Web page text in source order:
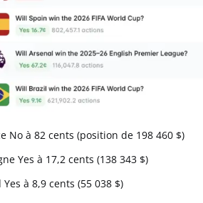
No à 82 cents (position de 198 460 $)
Yes à 17,2 cents (138 343 $)
à 8,9 cents (55 038 $)